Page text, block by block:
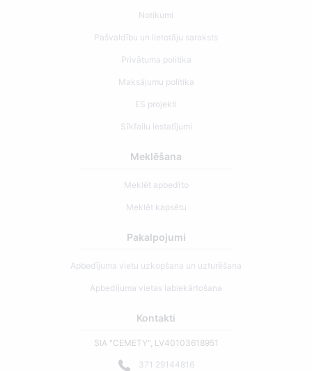
Notikumi
Pašvaldību un lietotāju saraksts
Privātuma politika
Maksājumu politika
ES projekti
Sīkfailu iestatījumi
Meklēšana
Meklēt apbedīto
Meklēt kapsētu
Pakalpojumi
Apbedījuma vietu uzkopšana un uzturēšana
Apbedījuma vietas labiekārtošana
Kontakti
SIA "CEMETY", LV40103618951
371 29144816